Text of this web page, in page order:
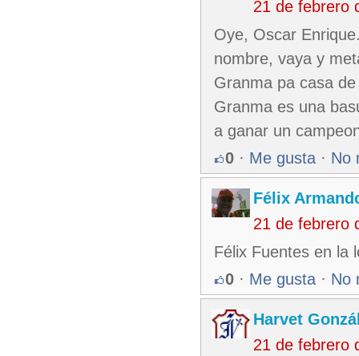
21 de febrero
Oye, Oscar
nombre, vaya y
Granma pa casa
Granma es una
a ganar un
0 · Me gusta · No
Félix
21 de febrero
Félix Fuentes en la
0 · Me gusta · No
Harvet
21 de febrero